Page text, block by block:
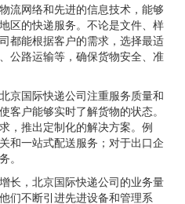
流网络和先进的信息技术，能够
区的快递服务。不论是文件、样
都能根据客户的需求，选择最适
公路运输等，确保货物安全、准
京国际快递公司注重服务质量和
客户能够实时了解货物的状态。
，推出定制化的解决方案。例
和一站式配送服务；对于出口企
。
长，北京国际快递公司的业务量
们不断引进先进设备和管理系